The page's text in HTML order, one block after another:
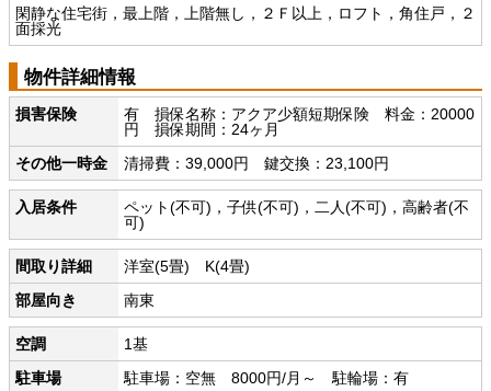
閑静な住宅街，最上階，上階無し，２Ｆ以上，ロフト，角住戸，２
面採光
物件詳細情報
損害保険
有 損保名称：アクア少額短期保険 料金：20000
円 損保期間：24ヶ月
その他一時金
清掃費：39,000円 鍵交換：23,100円
入居条件
ペット(不可)，子供(不可)，二人(不可)，高齢者(不
可)
間取り詳細
洋室(5畳) K(4畳)
部屋向き
南東
空調
1基
駐車場
駐車場：空無 8000円/月～ 駐輪場：有